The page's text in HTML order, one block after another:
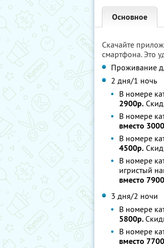
Основное
Скачайте
смартфона. Это
Проживание
2 дня/1 ночь
В номере
2900р.
В номере
вместо
В номере
4500р.
В номере
игристый
вместо
3 дня/2 ночи
В номере
5800р.
В номере
вместо